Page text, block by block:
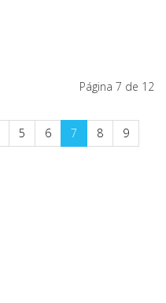
Página 7 de 12
5 6 7 8
9